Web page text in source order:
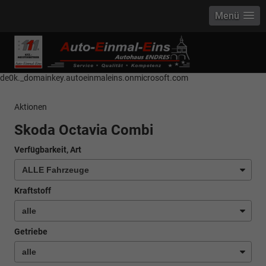
------------ Host Name : selector1._domainkey Points to address or value:
selector1-aee-de0k._domainkey.autoeinmaleins.onmicrosoft.com Host
Name : selector2._domainkey Points to address or value: selector2-aee-
de0k._domainkey.autoeinmaleins.onmicrosoft.com
Menü
Aktionen
Skoda Octavia Combi
Verfügbarkeit, Art
Kraftstoff
Getriebe